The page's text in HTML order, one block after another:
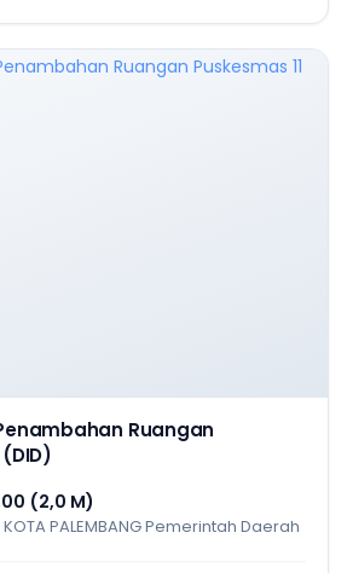
Ruangan
(2,0 M)
KOTA PALEMBANG Pemerintah Daerah